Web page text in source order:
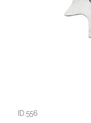
ID:556